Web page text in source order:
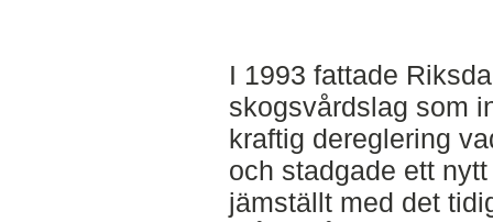
I 1993 fattade
skogsvårdslag som
kraftig dereglering
och stadgade ett
jämställt med det